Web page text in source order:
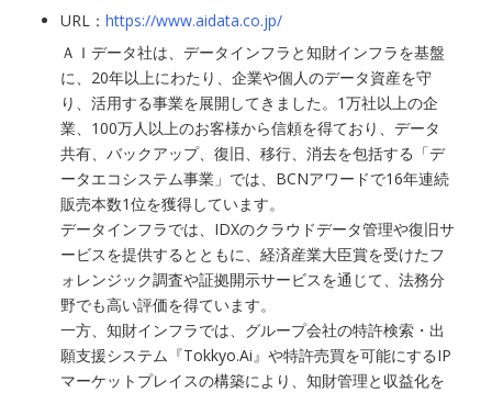
URL： https://www.aidata.co.jp/
ＡＩデータ社は、データインフラと知財インフラを基盤
に、20年以上にわたり、企業や個人のデータ資産を守
り、活用する事業を展開してきました。1万社以上の企
業、100万人以上のお客様から信頼を得ており、データ
共有、バックアップ、復旧、移行、消去を包括する「デ
ータエコシステム事業」では、BCNアワードで16年連続
販売本数1位を獲得しています。
データインフラでは、IDXのクラウドデータ管理や復旧サ
ービスを提供するとともに、経済産業大臣賞を受けたフ
ォレンジック調査や証拠開示サービスを通じて、法務分
野でも高い評価を得ています。
一方、知財インフラでは、グループ会社の特許検索・出
願支援システム『Tokkyo.Ai』や特許売買を可能にするIP
マーケットプレイスの構築により、知財管理と収益化を